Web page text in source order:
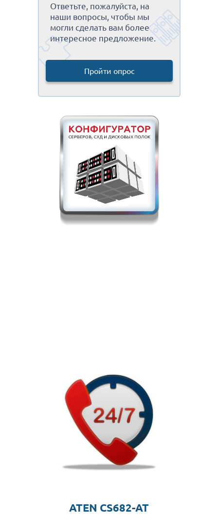
Ответьте, пожалуйста, на
наши вопросы, чтобы мы
могли сделать вам более
интересное предложение.
Пройти опрос
ATEN CS682-AT